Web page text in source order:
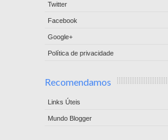
Twitter
Facebook
Google+
Política de privacidade
Recomendamos
Links Úteis
Mundo Blogger